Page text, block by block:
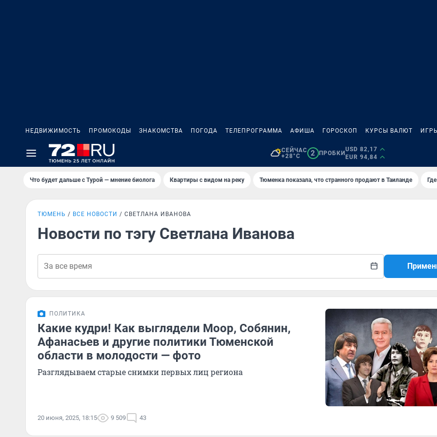
НЕДВИЖИМОСТЬ ПРОМОКОДЫ ЗНАКОМСТВА ПОГОДА ТЕЛЕПРОГРАММА АФИША ГОРОСКОП КУРСЫ ВАЛЮТ
СЕЙЧАС
+28°C
2 ПРОБКИ
USD 82,17
EUR 94,84
Что будет дальше с Турой — мнение биолога Квартиры с видом на реку Тюменка показала, что странного продают в Таиланде
ТЮМЕНЬ ВСЕ НОВОСТИ СВЕТЛАНА ИВАНОВА
Новости по тэгу Светлана Иванова
ПОЛИТИКА
Какие кудри! Как выглядели Моор, Собянин,
Афанасьев и другие политики Тюменской
области в молодости — фото
Разглядываем старые снимки первых лиц региона
20 июня, 2025, 18:15 9 509 43